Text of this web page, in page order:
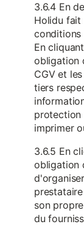
3.6.4 En
Holidu fait
conditions
En
obligation
CGV et
tiers
protection
imprimer
3.6.5 En
obligation
son
du